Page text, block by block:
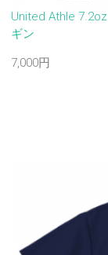
United Athle
ギン
7,000円